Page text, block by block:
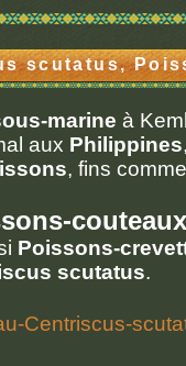
scutatus,
marine à
aux Philippines
, fins
couteaux
Poissons-
scutatus.